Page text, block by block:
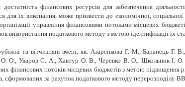
фінансових ресурсів для забезпечення
їх виконання, може призвести до економічної,
управління фінансовими потоками місцевих
податкового методу з метою ідентифікації їх
та вітчизняні вчені, як: Азаренкова Г. М.,
Уваров С. А., Хавтур О. В., Черевко В. О., Школьник І. О.
фінансових потоків місцевих бюджетів з метою підвищення
сформованих за рахунок податкового методу перерозподілу